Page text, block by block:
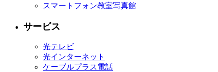
スマートフォン教室写真館
サービス
光テレビ
光インターネット
ケーブルプラス電話